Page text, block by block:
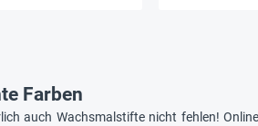
Farben
auch Wachsmalstifte nicht fehlen!